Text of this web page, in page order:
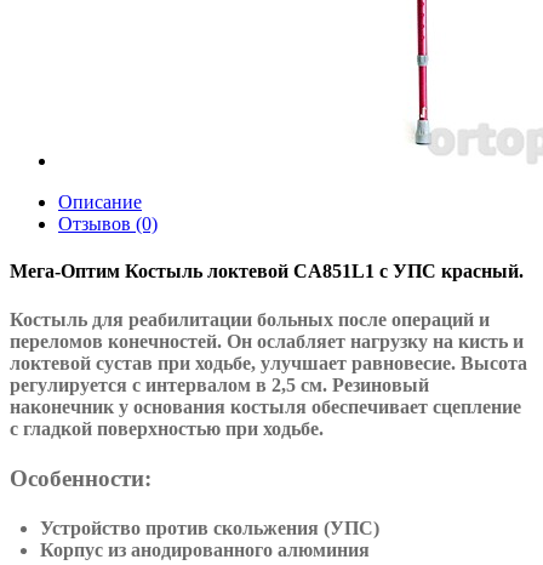
Описание
Отзывов (0)
Мега-Оптим Костыль локтевой CA851L1 с УПС красный.
Костыль для реабилитации больных после операций и
переломов конечностей. Он ослабляет нагрузку на кисть и
локтевой сустав при ходьбе, улучшает равновесие. Высота
регулируется с интервалом в 2,5 см. Резиновый
наконечник у основания костыля обеспечивает сцепление
с гладкой поверхностью при ходьбе.
Особенности:
Устройство против скольжения (УПС)
Корпус из анодированного алюминия